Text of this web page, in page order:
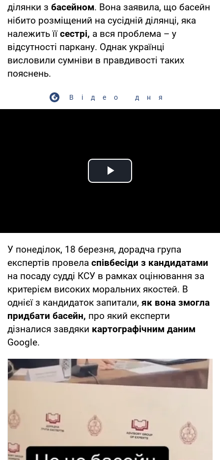
ділянки з басейном. Вона заявила, що басейн
нібито розміщений на сусідній ділянці, яка
належить їїсестрі, а вся проблема – у
відсутності паркану. Однак українці
висловили сумніви в правдивості таких
пояснень.
Відео дня
Play Video
У понеділок, 18 березня, дорадча група
експертів провела співбесіди з кандидатами
на посаду судді КСУ в рамках оцінювання за
критерієм високих моральних якостей. В
однієї з кандидаток запитали, як вона змогла
придбати басейн, про який експерти
дізналися завдяки картографічним даним
Google.